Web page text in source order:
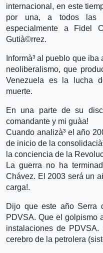
internacional, en este
por una, a todos las
especialmente a Fidel
Gutià©rrez.
Informà³ al pueblo que
neoliberalismo, que
Venezuela es la lucha
muerte.
En una parte de su
comandante y mi guà­a!
Cuando analizà³ el año
de inicio de la
la conciencia de la
La guerra no ha
Chávez. El 2003 será un
carga!.
Dijo que este año Serra
PDVSA. Que el golpismo
instalaciones de
cerebro de la petrolera